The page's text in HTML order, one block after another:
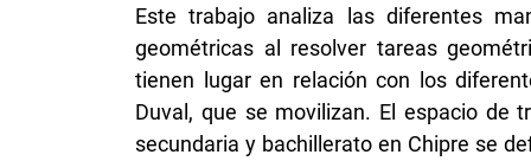
Este trabajo analiza las diferentes
geométricas al resolver tareas
tienen lugar en relación con los
Duval, que se movilizan. El espacio de
secundaria y bachillerato en Chipre se